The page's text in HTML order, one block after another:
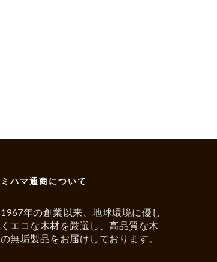
ミハマ通商について
1967年の創業以来、地球環境に優し
くエコな木材を厳選し、高品質な木
の無垢製品をお届けしております。